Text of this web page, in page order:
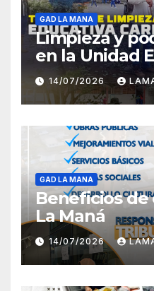
GAD LA MANA
Limpieza y
en la Unidad
Carlota
14/07/2026
GAD LA MANA
Beneficios de
La Maná
14/07/2026